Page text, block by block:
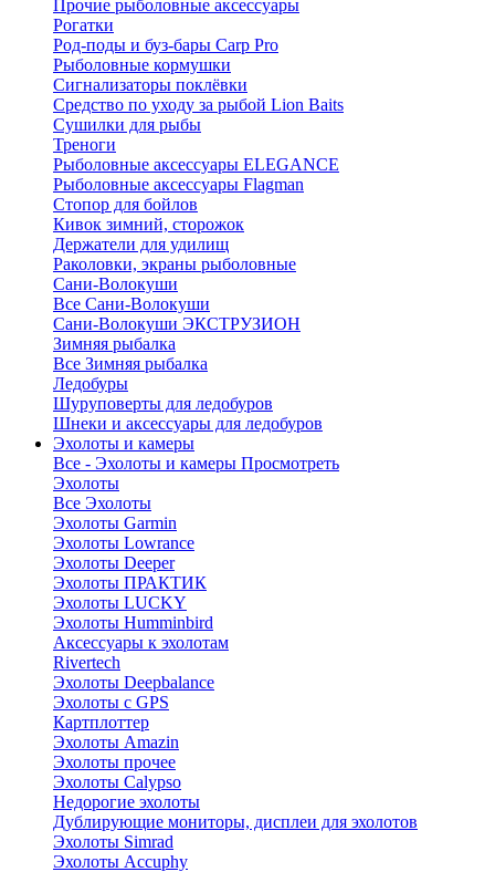
Прочие рыболовные аксессуары
Рогатки
Род-поды и буз-бары Carp Pro
Рыболовные кормушки
Сигнализаторы поклёвки
Средство по уходу за рыбой Lion Baits
Сушилки для рыбы
Треноги
Рыболовные аксессуары ELEGANCE
Рыболовные аксессуары Flagman
Стопор для бойлов
Кивок зимний, сторожок
Держатели для удилищ
Раколовки, экраны рыболовные
Сани-Волокуши
Все Сани-Волокуши
Сани-Волокуши ЭКСТРУЗИОН
Зимняя рыбалка
Все Зимняя рыбалка
Ледобуры
Шуруповерты для ледобуров
Шнеки и аксессуары для ледобуров
Эхолоты и камеры
Все - Эхолоты и камеры Просмотреть
Эхолоты
Все Эхолоты
Эхолоты Garmin
Эхолоты Lowrance
Эхолоты Deeper
Эхолоты ПРАКТИК
Эхолоты LUCKY
Эхолоты Humminbird
Аксессуары к эхолотам
Rivertech
Эхолоты Deepbalance
Эхолоты с GPS
Картплоттер
Эхолоты Amazin
Эхолоты прочее
Эхолоты Calypso
Недорогие эхолоты
Дублирующие мониторы, дисплеи для эхолотов
Эхолоты Simrad
Эхолоты Accuphy